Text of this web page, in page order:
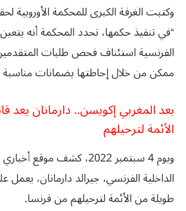
وكتبت الغرفة الكبرى للمحكمة الأوروبية
“في تنفيذ حكمها، تحدد المحكمة أنه
الفرنسية استئناف فحص طلبات
ممكن من خلال إحاطتها بضمانات
بعد المغربي إكويسن.. دارمانان يعد
الأئمة لترحيلهم
ويوم 4 سبتمبر 2022، كشف
الداخلية الفرنسي، جيرالد دارمانان، يعمل
طويلة من الأئمة لترحيلهم من فرنسا.